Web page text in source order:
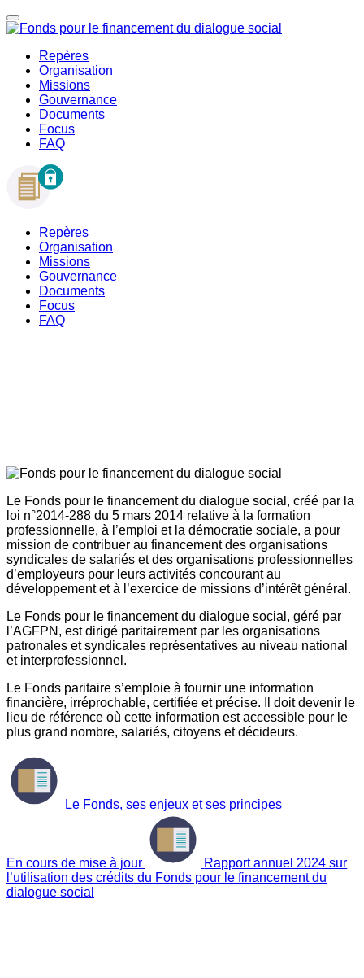
Repères
Organisation
Missions
Gouvernance
Documents
Focus
FAQ
Repères
Organisation
Missions
Gouvernance
Documents
Focus
FAQ
Le Fonds pour le financement du dialogue social, créé par la
loi n°2014-288 du 5 mars 2014 relative à la formation
professionnelle, à l’emploi et la démocratie sociale, a pour
mission de contribuer au financement des organisations
syndicales de salariés et des organisations professionnelles
d’employeurs pour leurs activités concourant au
développement et à l’exercice de missions d’intérêt général.
Le Fonds pour le financement du dialogue social, géré par
l’AGFPN, est dirigé paritairement par les organisations
patronales et syndicales représentatives au niveau national
et interprofessionnel.
Le Fonds paritaire s’emploie à fournir une information
financière, irréprochable, certifiée et précise. Il doit devenir le
lieu de référence où cette information est accessible pour le
plus grand nombre, salariés, citoyens et décideurs.
Le Fonds, ses enjeux et ses principes
En cours de mise à jour
Rapport annuel 2024 sur
l’utilisation des crédits du Fonds pour le financement du
dialogue social